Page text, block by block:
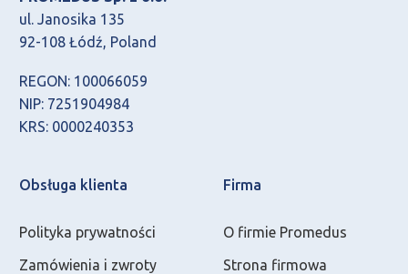
ul. Janosika 135
92-108 Łódź, Poland
REGON: 100066059
NIP: 7251904984
KRS: 0000240353
Obsługa klienta
Polityka prywatności
Zamówienia i zwroty
Firma
O firmie Promedus
Strona firmowa